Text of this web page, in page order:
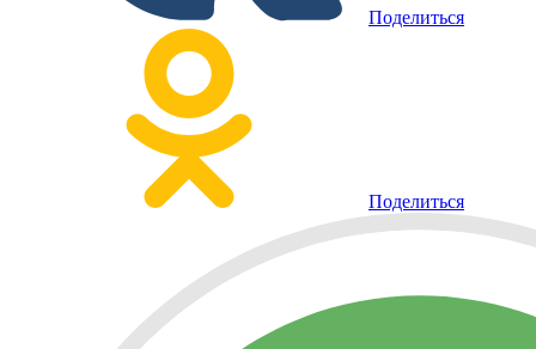
Поделиться
Поделиться